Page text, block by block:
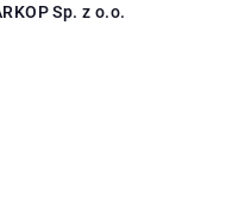
Sp. z o.o.